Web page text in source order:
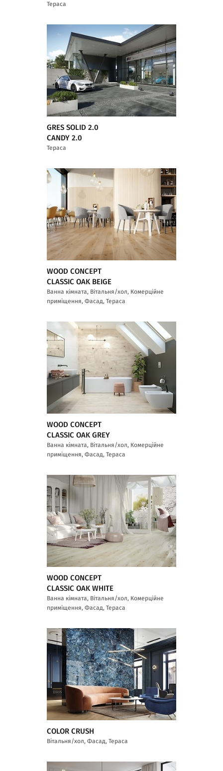
Тераса
GRES SOLID 2.0
CANDY 2.0
Тераса
WOOD CONCEPT
CLASSIC OAK BEIGE
Ванна кімната, Вітальня/хол, Комерційне
приміщення, Фасад, Тераса
WOOD CONCEPT
CLASSIC OAK GREY
Ванна кімната, Вітальня/хол, Комерційне
приміщення, Фасад, Тераса
WOOD CONCEPT
CLASSIC OAK WHITE
Ванна кімната, Вітальня/хол, Комерційне
приміщення, Фасад, Тераса
COLOR CRUSH
Вітальня/хол, Фасад, Тераса